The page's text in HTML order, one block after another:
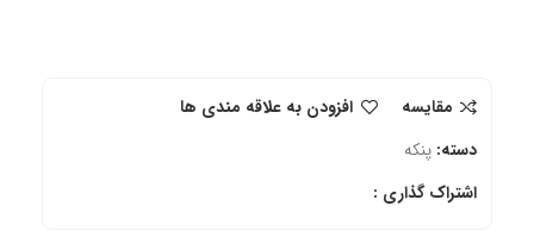
مقایسه
افزودن به علاقه مندی ها
دسته: پنکه
اشتراک گذاری :